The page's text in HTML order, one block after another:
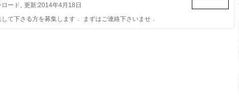
ロード 更新:2014年4月18日
て下さる方を募集します． まずはご連絡下さいませ．